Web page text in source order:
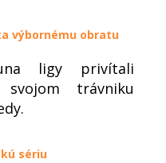
výbornému obratu
ligy privítali
svojom trávniku
sériu